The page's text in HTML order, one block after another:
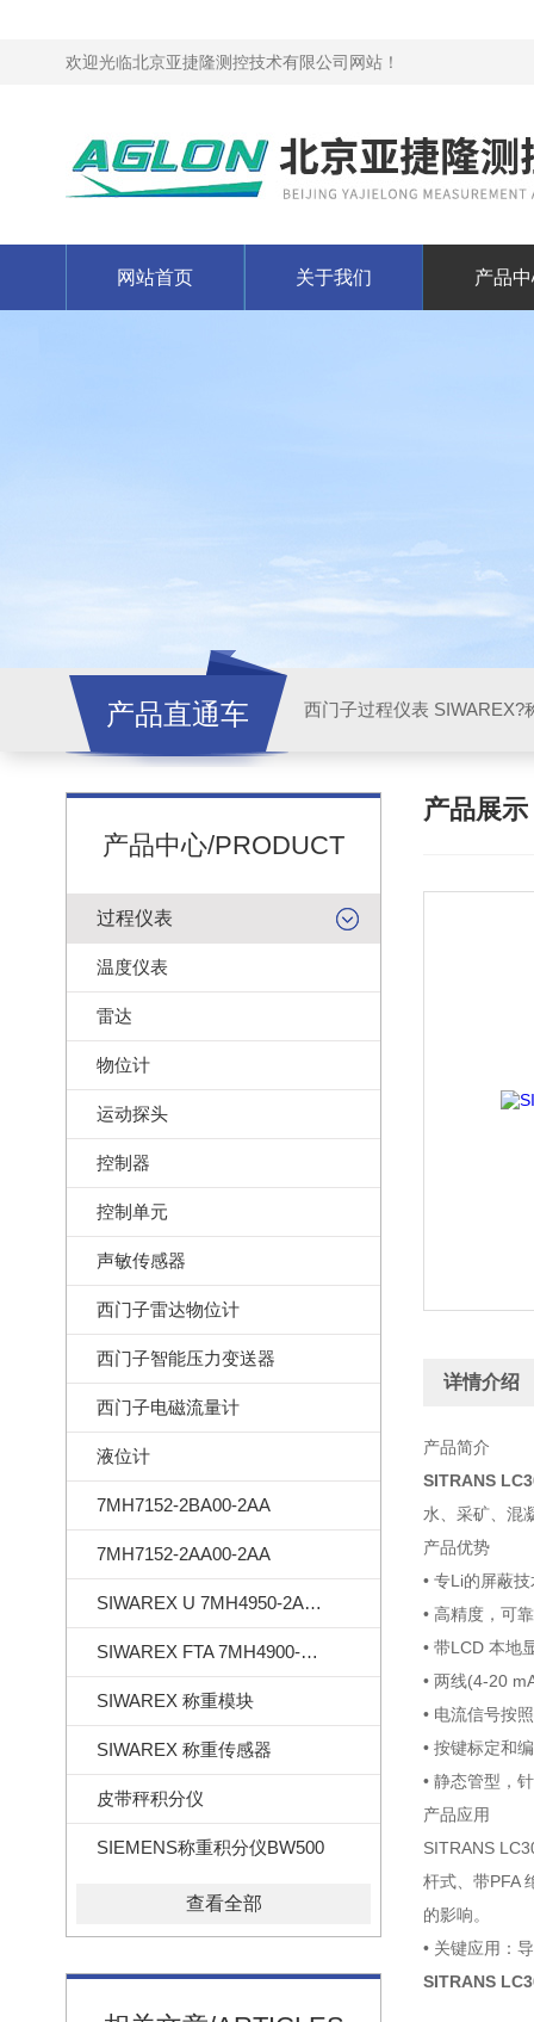
欢迎光临北京亚捷隆测控技术有限公司网站！
网站首页 关于我们 产品
产品直通车 西门子过程仪表 SIWAREX?
产品中心/PRODUCT
过程仪表
温度仪表
雷达
物位计
运动探头
控制器
控制单元
声敏传感器
西门子雷达物位计
西门子智能压力变送器
西门子电磁流量计
液位计
7MH7152-2BA00-2AA
7MH7152-2AA00-2AA
SIWAREX U 7MH4950-2AA01
SIWAREX FTA 7MH4900-2AA01
SIWAREX 称重模块
SIWAREX 称重传感器
皮带秤积分仪
SIEMENS称重积分仪BW500
查看全部
产品展示
详情介绍
产品简介
SITRANS
水、采矿、混
产品优势
• 专Li的屏蔽
• 高精度，可
• 带LCD 本地
• 两线(4-20
• 电流信号按
• 按键标定和
• 静态管型，
产品应用
SITRANS
杆式、带PFA
的影响。
• 关键应用：
SITRANS